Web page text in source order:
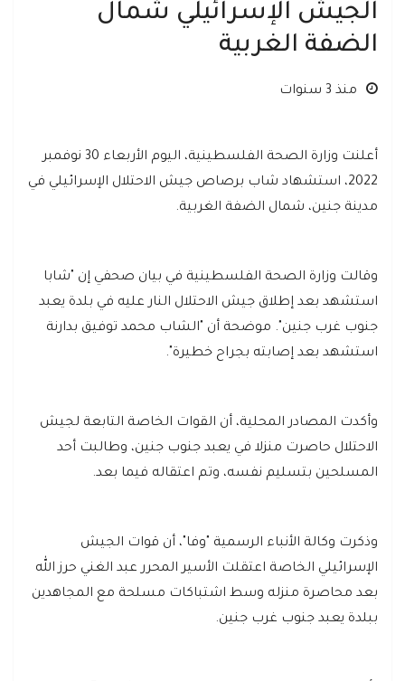
الجيش الإسرائيلي شمال
الضفة الغربية
منذ 3 سنوات
أعلنت وزارة الصحة الفلسطينية، اليوم الأربعاء 30 نوفمبر
2022، استشهاد شاب برصاص جيش الاحتلال الإسرائيلي في
مدينة جنين، شمال الضفة الغربية.
وقالت وزارة الصحة الفلسطينية في بيان صحفي إن "شابا
استشهد بعد إطلاق جيش الاحتلال النار عليه في بلدة يعبد
جنوب غرب جنين". موضحة أن "الشاب محمد توفيق بدارنة
استشهد بعد إصابته بجراح خطيرة".
وأكدت المصادر المحلية، أن القوات الخاصة التابعة لجيش
الاحتلال حاصرت منزلا في يعبد جنوب جنين، وطالبت أحد
المسلحين بتسليم نفسه، وتم اعتقاله فيما بعد.
وذكرت وكالة الأنباء الرسمية "وفا"، أن قوات الجيش
الإسرائيلي الخاصة اعتقلت الأسير المحرر عبد الغني حرز الله
بعد محاصرة منزله وسط اشتباكات مسلحة مع المجاهدين
ببلدة يعبد جنوب غرب جنين.